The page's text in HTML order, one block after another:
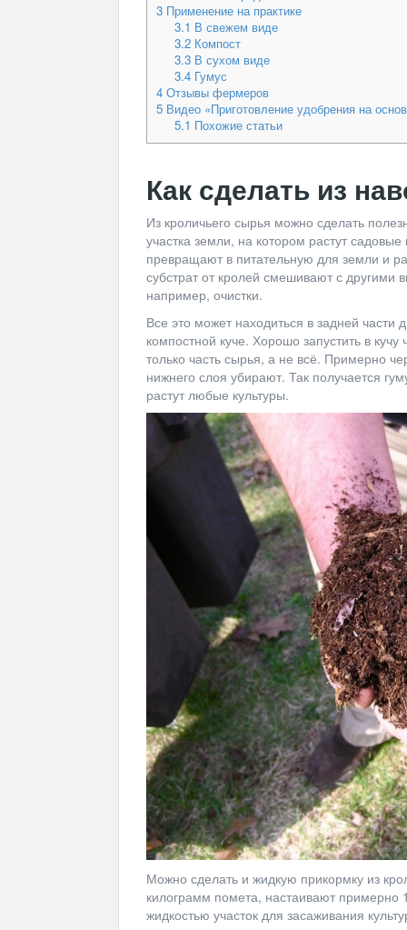
3 Применение на практике
3.1 В свежем виде
3.2Компост
3.3В сухом виде
3.4Гумус
4 Отзывы фермеров
5 Видео «Приготовление удобрения на
5.1 Похожие статьи
Как сделать из
Из кроличьего сырья можно сделать
участка земли, на котором растут
превращают в питательную для земли и
субстрат от кролей смешивают с
например, очистки.
Все это может находиться в задней
компостной куче. Хорошо запустить в
только часть сырья, а не всё. Примерно
нижнего слоя убирают. Так получается
растут любые культуры.
Можно сделать и жидкую прикормку из
килограмм помета, настаивают
жидкостью участок для засаживания